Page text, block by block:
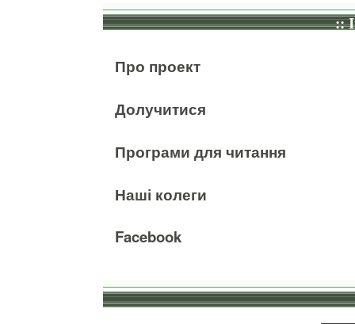
::
Про проект
Долучитися
Програми для читання
Наші колеги
Facebook